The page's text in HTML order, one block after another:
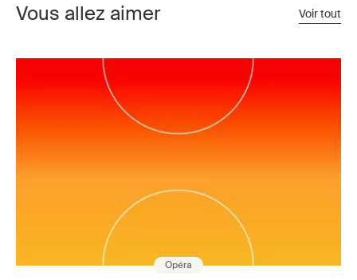
Vous allez aimer Voir tout
Opéra